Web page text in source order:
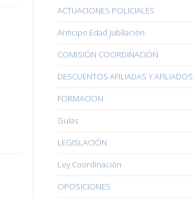
ACTUACIONES POLICIALES
Anticipo Edad Jubilación
COMISIÓN COORDINACIÓN
DESCUENTOS AFILIADAS Y AFILIADOS
FORMACION
Guías
LEGISLACIÓN
Ley Coordinación
OPOSICIONES